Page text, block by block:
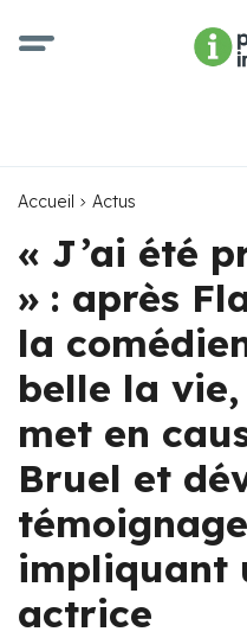
Accueil Actus
« J’ai été
» : après
la
belle la
met en
Bruel et
impliquant
actrice